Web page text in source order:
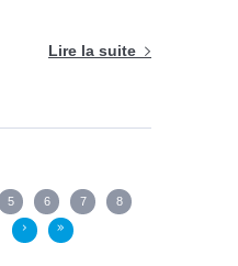
Lire la suite
5 6 7 8
› »